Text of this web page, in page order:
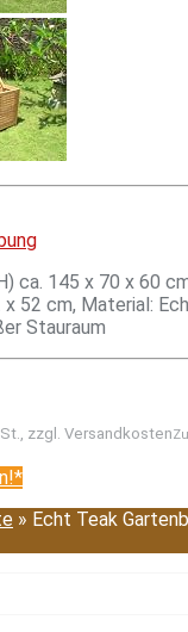
ca. 145 x 70 x 60
52 cm, Material:
Stauraum
zzgl. Versandkosten
» Echt Teak